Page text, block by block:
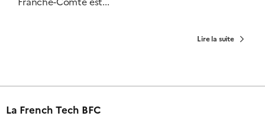
Lire la suite
La French Tech BFC